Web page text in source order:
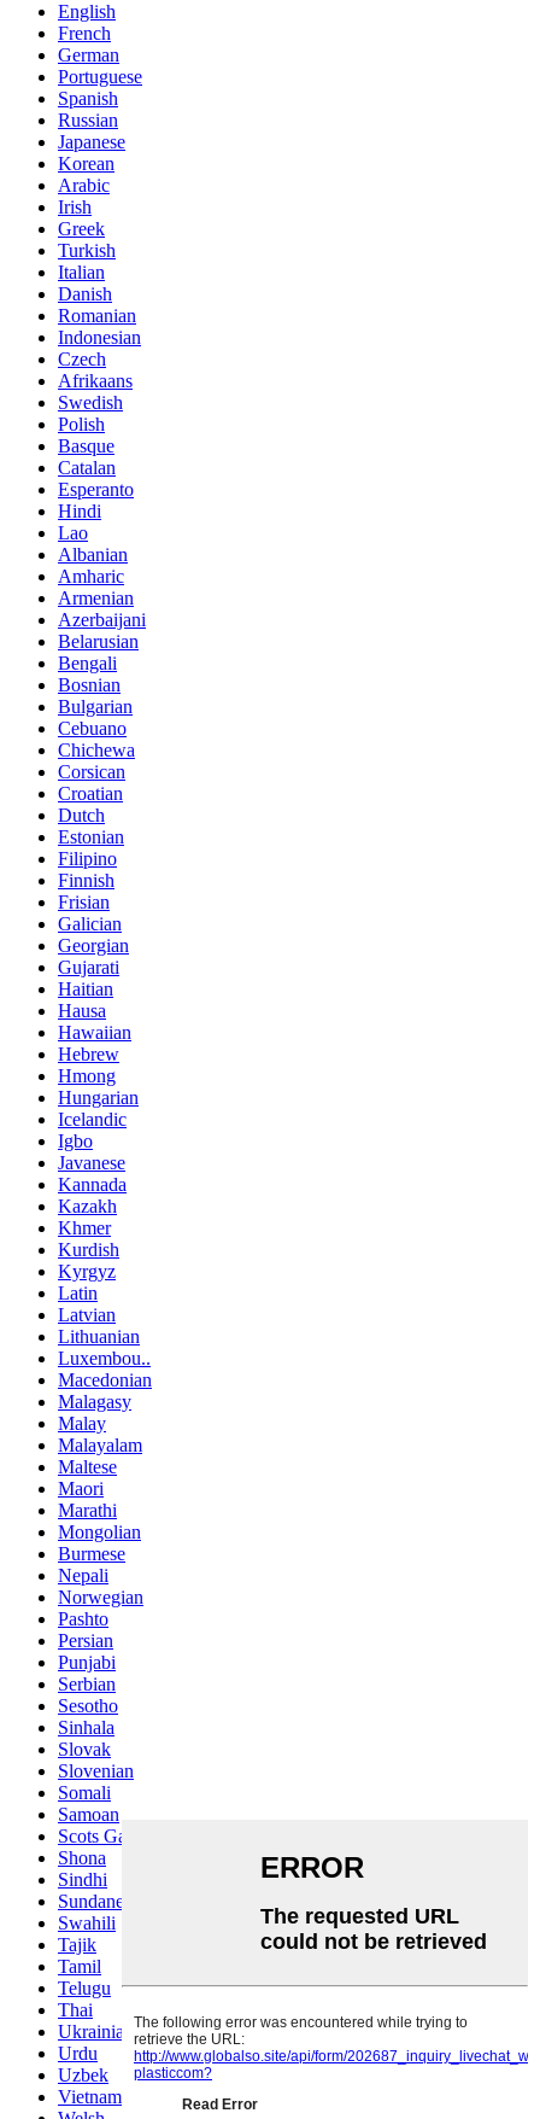
English
French
German
Portuguese
Spanish
Russian
Japanese
Korean
Arabic
Irish
Greek
Turkish
Italian
Danish
Romanian
Indonesian
Czech
Afrikaans
Swedish
Polish
Basque
Catalan
Esperanto
Hindi
Lao
Albanian
Amharic
Armenian
Azerbaijani
Belarusian
Bengali
Bosnian
Bulgarian
Cebuano
Chichewa
Corsican
Croatian
Dutch
Estonian
Filipino
Finnish
Frisian
Galician
Georgian
Gujarati
Haitian
Hausa
Hawaiian
Hebrew
Hmong
Hungarian
Icelandic
Igbo
Javanese
Kannada
Kazakh
Khmer
Kurdish
Kyrgyz
Latin
Latvian
Lithuanian
Luxembou..
Macedonian
Malagasy
Malay
Malayalam
Maltese
Maori
Marathi
Mongolian
Burmese
Nepali
Norwegian
Pashto
Persian
Punjabi
Serbian
Sesotho
Sinhala
Slovak
Slovenian
Somali
Samoan
Scots Gaelic
Shona
Sindhi
Sundanese
Swahili
Tajik
Tamil
Telugu
Thai
Ukrainian
Urdu
Uzbek
Vietnamese